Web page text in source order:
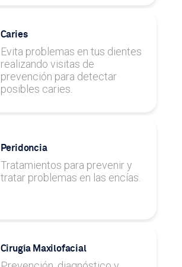
Caries
Evita problemas en tus dientes
realizando visitas de
prevención para detectar
posibles caries.
Peridoncia
Tratamientos para prevenir y
tratar problemas en las encías.
Cirugía Maxilofacial